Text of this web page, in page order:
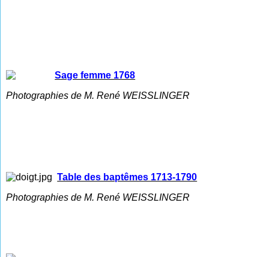
Sage femme 1768
Photographies de M. René WEISSLINGER
Table des baptêmes 1713-1790
Photographies de M. René WEISSLINGER